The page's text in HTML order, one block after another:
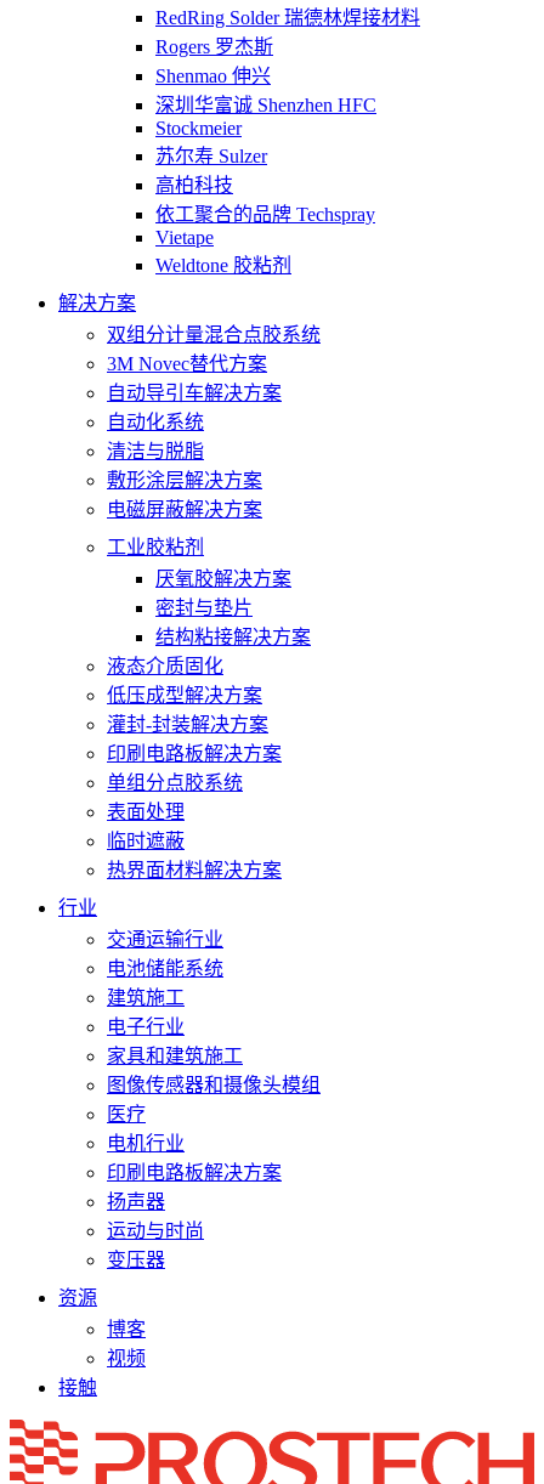
RedRing Solder 瑞德林焊接材料
Rogers 罗杰斯
Shenmao 伸兴
深圳华富诚 Shenzhen HFC
Stockmeier
苏尔寿 Sulzer
高柏科技
依工聚合的品牌 Techspray
Vietape
Weldtone 胶粘剂
解决方案
双组分计量混合点胶系统
3M Novec替代方案
自动导引车解决方案
自动化系统
清洁与脱脂
敷形涂层解决方案
电磁屏蔽解决方案
工业胶粘剂
厌氧胶解决方案
密封与垫片
结构粘接解决方案
液态介质固化
低压成型解决方案
灌封-封装解决方案
印刷电路板解决方案
单组分点胶系统
表面处理
临时遮蔽
热界面材料解决方案
行业
交通运输行业
电池储能系统
建筑施工
电子行业
家具和建筑施工
图像传感器和摄像头模组
医疗
电机行业
印刷电路板解决方案
扬声器
运动与时尚
变压器
资源
博客
视频
接触
Skip
to
content